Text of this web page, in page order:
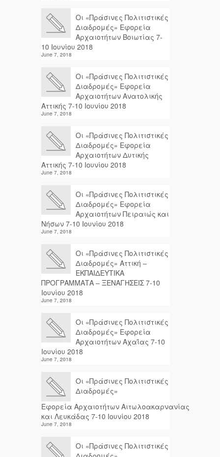
Οι «Πράσινες Πολιτιστικές
Διαδρομές» Εφορεία
Αρχαιοτήτων Βοιωτίας 7-
10 Ιουνίου 2018
June 7, 2018
Οι «Πράσινες Πολιτιστικές
Διαδρομές» Εφορεία
Αρχαιοτήτων Ανατολικής
Αττικής 7-10 Ιουνίου 2018
June 7, 2018
Οι «Πράσινες Πολιτιστικές
Διαδρομές» Εφορεία
Αρχαιοτήτων Δυτικής
Αττικής 7-10 Ιουνίου 2018
June 7, 2018
Οι «Πράσινες Πολιτιστικές
Διαδρομές» Εφορεία
Αρχαιοτήτων Πειραιώς και
Νήσων 7-10 Ιουνίου 2018
June 7, 2018
Οι «Πράσινες Πολιτιστικές
Διαδρομές» Αττική –
ΕΚΠΑΙΔΕΥΤΙΚΑ
ΠΡΟΓΡΑΜΜΑΤΑ – ΞΕΝΑΓΗΣΕΙΣ 7-10
Ιουνίου 2018
June 7, 2018
Οι «Πράσινες Πολιτιστικές
Διαδρομές» Εφορεία
Αρχαιοτήτων Αχαΐας 7-10
Ιουνίου 2018
June 7, 2018
Οι «Πράσινες Πολιτιστικές
Διαδρομές»
Εφορεία Αρχαιοτήτων Αιτωλοακαρνανίας
και Λευκάδας 7-10 Ιουνίου 2018
June 7, 2018
Οι «Πράσινες Πολιτιστικές